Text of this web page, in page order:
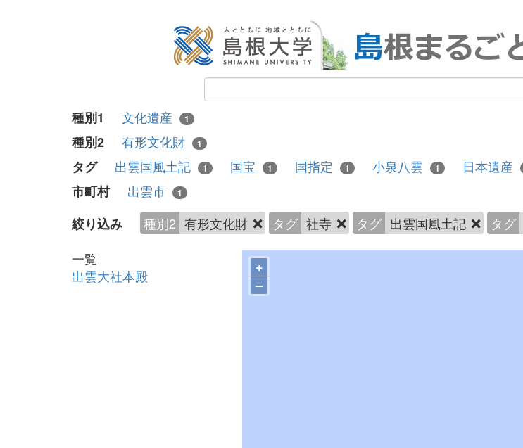
種別1 文化遺産 1
種別2 有形文化財 1
タグ 出雲国風土記 1 国宝 1 国指定 1 小泉八雲 1 日本遺産
市町村 出雲市 1
絞り込み 種別2 有形文化財 タグ 社寺 タグ 出雲国風土記 タグ
一覧
出雲大社本殿
+
–